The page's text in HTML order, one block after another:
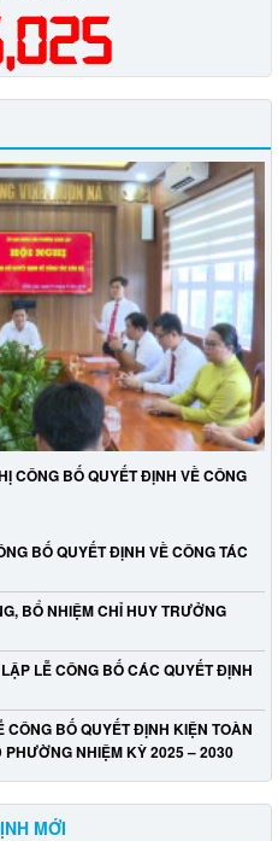
CÔNG BỐ QUYẾT ĐỊNH VỀ CÔNG
BỐ QUYẾT ĐỊNH VỀ CÔNG TÁC
BỔ NHIỆM CHỈ HUY TRƯỞNG
LỄ CÔNG BỐ CÁC QUYẾT ĐỊNH
BỐ QUYẾT ĐỊNH KIỆN TOÀN
NHIỆM KỲ 2025 – 2030
MỚI